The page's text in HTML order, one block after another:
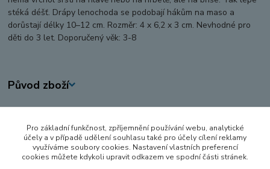
stéká déšť. Drápy lenochoda se podobají hákům na maso a
dorůstají délky 10–12 cm. Rozměr: 4 x 6,2 x 3 cm. Nevhodné pro
děti do 3 let. Doporučený věk: 3-8
Původ zboží
Zboží zařazeno v kategoriích
FIGURKY A ZVÍŘÁTKA
SCHLEICH
Pro základní funkčnost, zpříjemnění používání webu, analytické
účely a v případě udělení souhlasu také pro účely cílení reklamy
využíváme soubory cookies. Nastavení vlastních preferencí
cookies můžete kdykoli upravit odkazem ve spodní části stránek.